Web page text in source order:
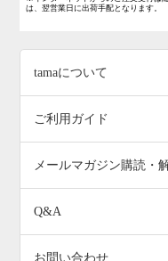
は、翌営業日に出荷手配となります。
tamaについて
ご利用ガイド
メールマガジン購読・
Q&A
お問い合わせ